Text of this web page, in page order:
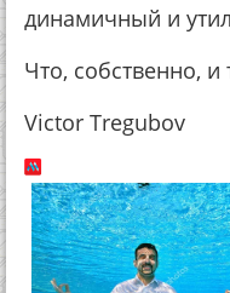
динамичный и
Что, собственно, и
Victor Tregubov